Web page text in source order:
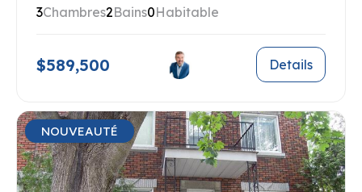
3Chambres2Bains0Habitable
$589,500 Details
NOUVEAUTÉ